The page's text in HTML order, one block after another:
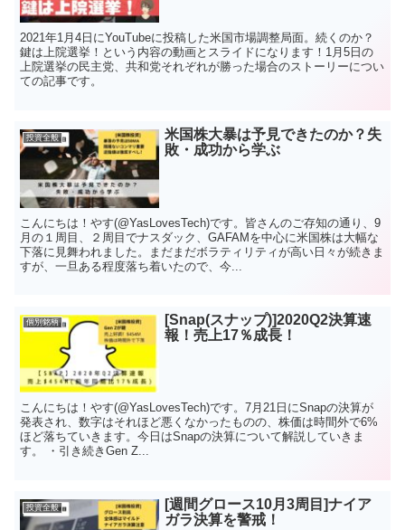
2021年1月4日にYouTubeに投稿した米国市場調整局面。続くのか？
鍵は上院選挙！という内容の動画とスライドになります！1月5日の
上院選挙の民主党、共和党それぞれが勝った場合のストーリーについ
ての記事です。
投資全般
米国株大暴は予見できたのか？失
敗・成功から学ぶ
こんにちは！やす(@YasLovesTech)です。皆さんのご存知の通り、9
月の１周目、２周目でナスダック、GAFAMを中心に米国株は大幅な
下落に見舞われました。まだまだボラティリティが高い日々が続きま
すが、一旦ある程度落ち着いたので、今...
個別銘柄
[Snap(スナップ)]2020Q2決算速
報！売上17％成長！
こんにちは！やす(@YasLovesTech)です。7月21日にSnapの決算が
発表され、数字はそれほど悪くなかったものの、株価は時間外で6%
ほど落ちていきます。今日はSnapの決算について解説していきま
す。 ・引き続きGen Z...
投資全般
[週間グロース10月3周目]ナイア
ガラ決算を警戒！